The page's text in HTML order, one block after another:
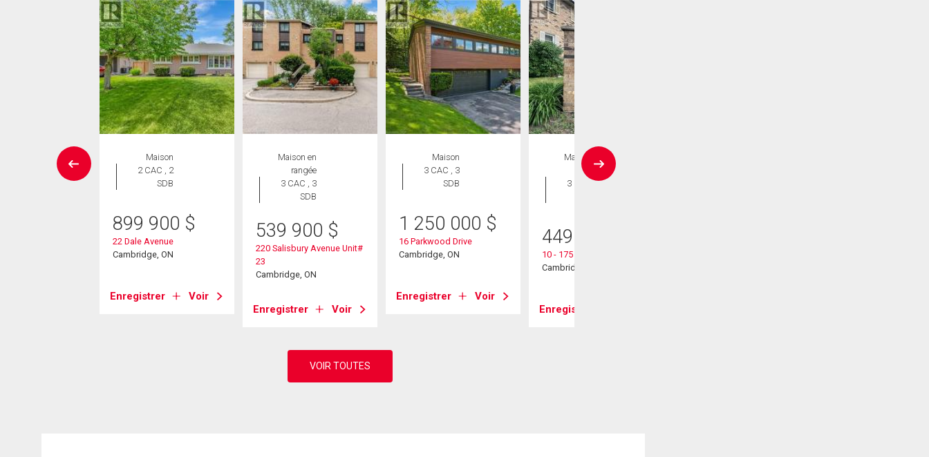
Maison
2 CAC , 2
SDB
899 900 $
22 Dale Avenue
Cambridge, ON
Enregistrer Voir
Maison en
rangée
3 CAC , 3
SDB
539 900 $
220 Salisbury Avenue Unit#
23
Cambridge, ON
Enregistrer Voir
Maison
3 CAC , 3
SDB
1 250 000 $
16 Parkwood Drive
Cambridge, ON
Enregistrer Voir
Maison en
rangée
3 CAC , 2
449 500
10 - 175 Cedar Street
Cambridge, ON
Enregistrer